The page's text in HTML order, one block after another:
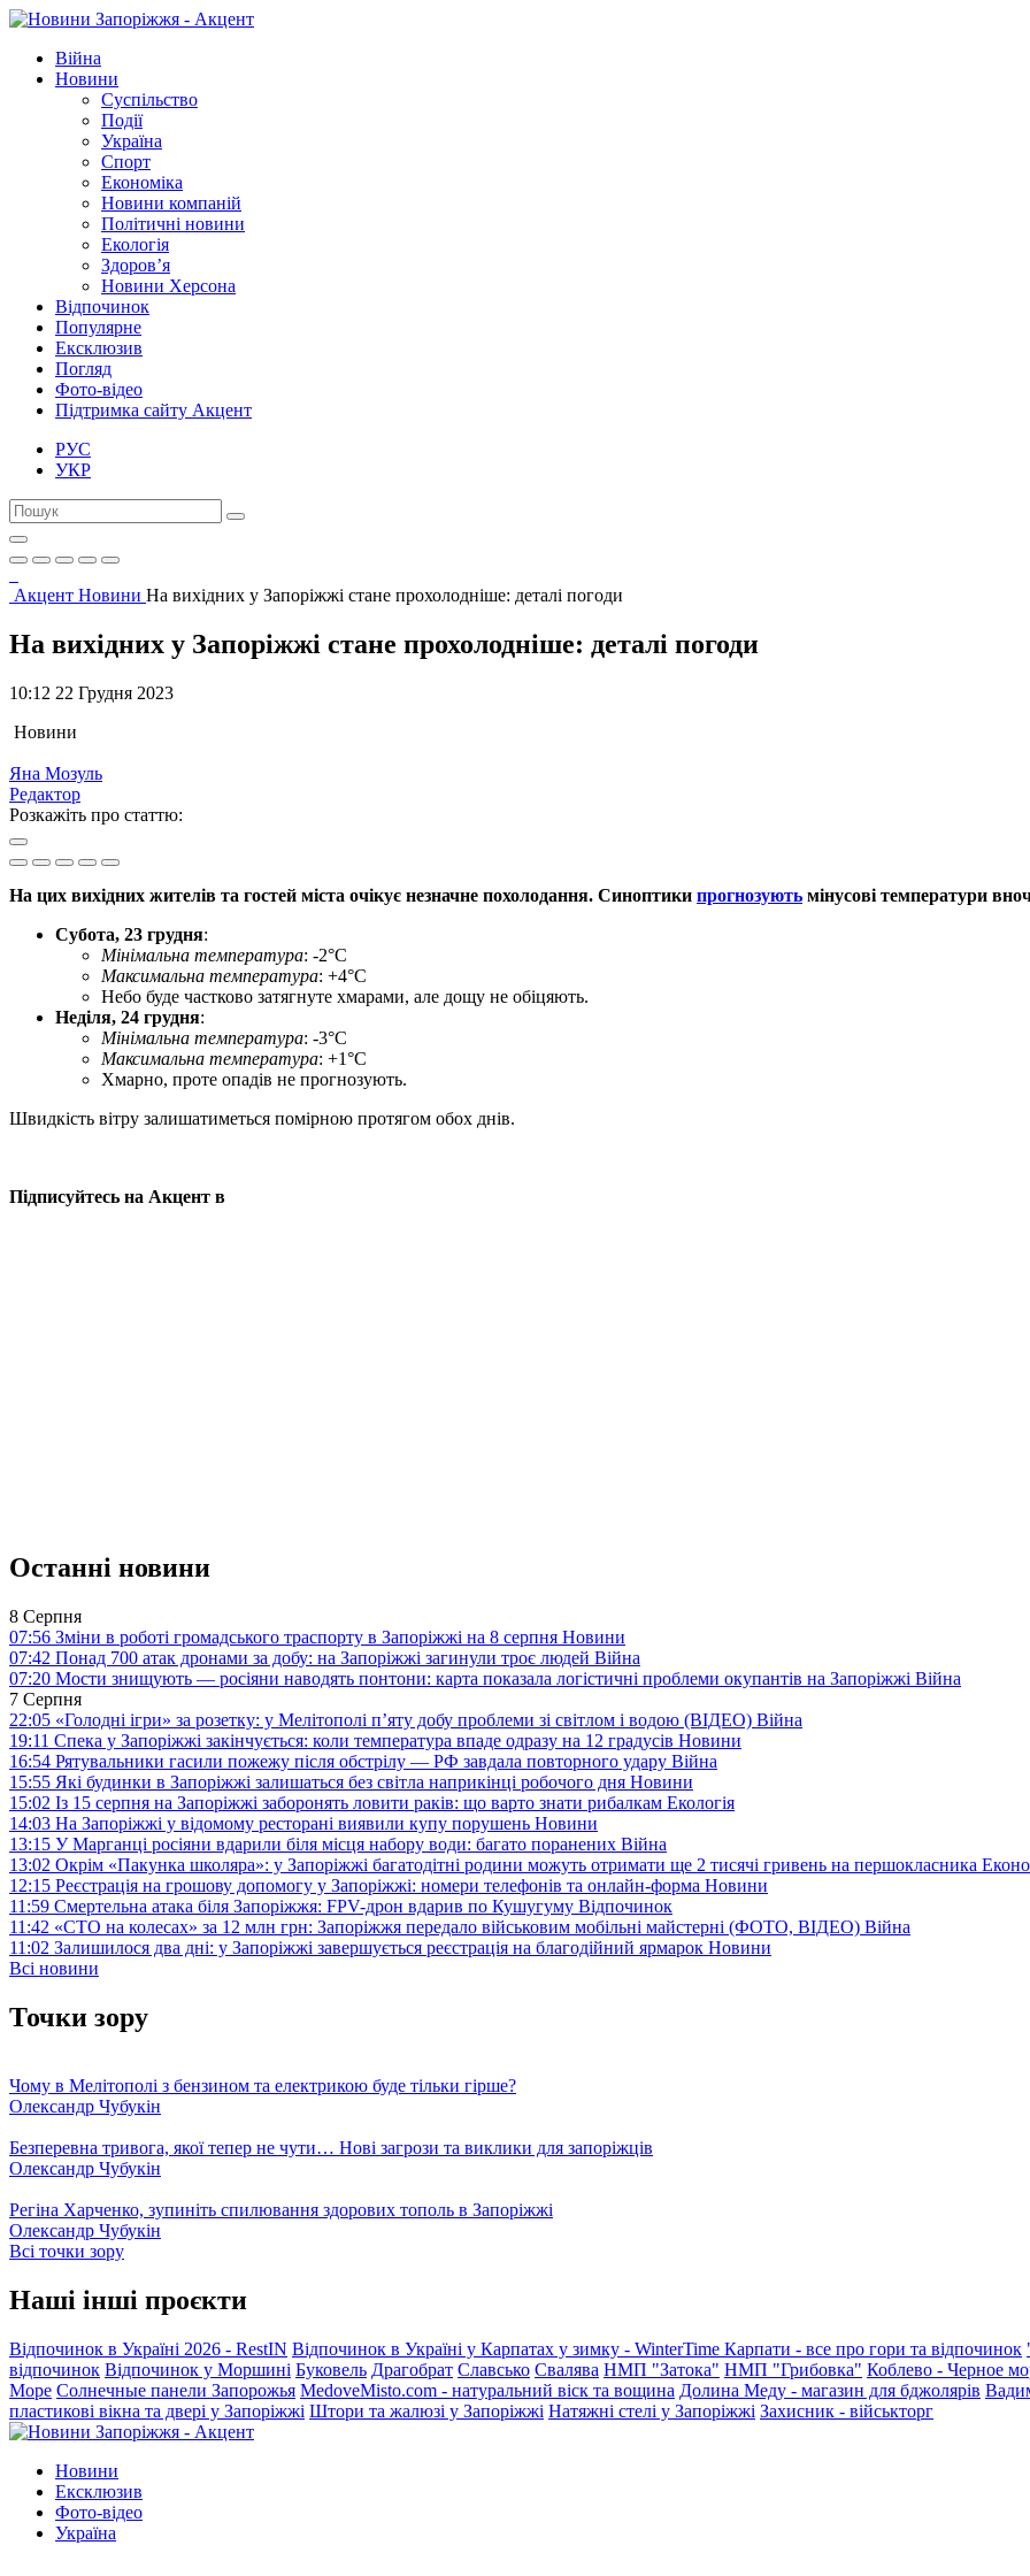
Війна
Новини
Суспільство
Події
Україна
Спорт
Економіка
Новини компаній
Політичні новини
Екологія
Здоров’я
Новини Херсона
Відпочинок
Популярне
Ексклюзив
Погляд
Фото-відео
Підтримка сайту Акцент
РУС
УКР
Акцент Новини На вихідних у Запоріжжі стане прохолодніше: деталі погоди
На вихідних у Запоріжжі стане прохолодніше: деталі погоди
10:12 22 Грудня 2023
Новини
Яна Мозуль
Редактор
Розкажіть про статтю:
На цих вихідних жителів та гостей міста очікує незначне похолодання. Синоптики прогнозують мінусові температури
Субота, 23 грудня:
Мінімальна температура: -2°C
Максимальна температура: +4°C
Небо буде частково затягнуте хмарами, але дощу не обіцяють.
Неділя, 24 грудня:
Мінімальна температура: -3°C
Максимальна температура: +1°C
Хмарно, проте опадів не прогнозують.
Швидкість вітру залишатиметься помірною протягом обох днів.
Підписуйтесь на Акцент в
Останні новини
8 Серпня
07:56 Зміни в роботі громадського траспорту в Запоріжжі на 8 серпня Новини
07:42 Понад 700 атак дронами за добу: на Запоріжжі загинули троє людей Війна
07:20 Мости знищують — росіяни наводять понтони: карта показала логістичні проблеми окупантів на Запоріжжі Війна
7 Серпня
22:05 «Голодні ігри» за розетку: у Мелітополі п’яту добу проблеми зі світлом і водою (ВІДЕО) Війна
19:11 Спека у Запоріжжі закінчується: коли температура впаде одразу на 12 градусів Новини
16:54 Рятувальники гасили пожежу після обстрілу — РФ завдала повторного удару Війна
15:55 Які будинки в Запоріжжі залишаться без світла наприкінці робочого дня Новини
15:02 Із 15 серпня на Запоріжжі заборонять ловити раків: що варто знати рибалкам Екологія
14:03 На Запоріжжі у відомому ресторані виявили купу порушень Новини
13:15 У Марганці росіяни вдарили біля місця набору води: багато поранених Війна
13:02 Окрім «Пакунка школяра»: у Запоріжжі багатодітні родини можуть отримати ще 2 тисячі гривень на першокласника
12:15 Реєстрація на грошову допомогу у Запоріжжі: номери телефонів та онлайн-форма Новини
11:59 Смертельна атака біля Запоріжжя: FPV-дрон вдарив по Кушугуму Відпочинок
11:42 «СТО на колесах» за 12 млн грн: Запоріжжя передало військовим мобільні майстерні (ФОТО, ВІДЕО) Війна
11:02 Залишилося два дні: у Запоріжжі завершується реєстрація на благодійний ярмарок Новини
Всі новини
Точки зору
Чому в Мелітополі з бензином та електрикою буде тільки гірше?
Олександр Чубукін
Безперевна тривога, якої тепер не чути… Нові загрози та виклики для запоріжців
Олександр Чубукін
Регіна Харченко, зупиніть спилювання здорових тополь в Запоріжжі
Олександр Чубукін
Всі точки зору
Наші інші проєкти
Відпочинок в Україні 2026 - RestIN Відпочинок в Україні у Карпатах у зимку - WinterTime Карпати - все про гори та відпочинок
відпочинок Відпочинок у Моршині Буковель Драгобрат Славсько Свалява НМП "Затока" НМП "Грибовка" Коблево - Черное
Море Солнечные панели Запорожья MedoveMisto.com - натуральний віск та вощина Долина Меду - магазин для бджолярів
пластикові вікна та двері у Запоріжжі Штори та жалюзі у Запоріжжі Натяжні стелі у Запоріжжі Захисник - військторг
Новини
Ексклюзив
Фото-відео
Україна